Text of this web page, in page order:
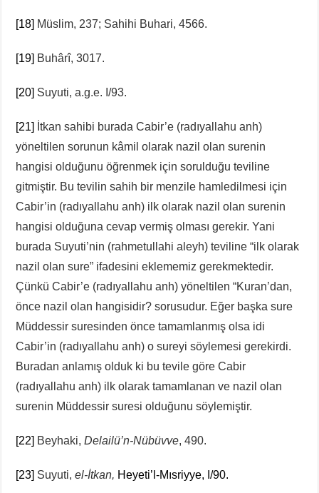
[18] Müslim, 237; Sahihi Buhari, 4566.
[19] Buhârî, 3017.
[20] Suyuti, a.g.e. I/93.
[21] İtkan sahibi burada Cabir’e (radıyallahu anh)
yöneltilen sorunun kâmil olarak nazil olan surenin
hangisi olduğunu öğrenmek için sorulduğu teviline
gitmiştir. Bu tevilin sahih bir menzile hamledilmesi için
Cabir’in (radıyallahu anh) ilk olarak nazil olan surenin
hangisi olduğuna cevap vermiş olması gerekir. Yani
burada Suyuti’nin (rahmetullahi aleyh) teviline “ilk olarak
nazil olan sure” ifadesini eklememiz gerekmektedir.
Çünkü Cabir’e (radıyallahu anh) yöneltilen “Kuran’dan,
önce nazil olan hangisidir? sorusudur. Eğer başka sure
Müddessir suresinden önce tamamlanmış olsa idi
Cabir’in (radıyallahu anh) o sureyi söylemesi gerekirdi.
Buradan anlamış olduk ki bu tevile göre Cabir
(radıyallahu anh) ilk olarak tamamlanan ve nazil olan
surenin Müddessir suresi olduğunu söylemiştir.
[22] Beyhaki,Delailü’n-Nübüvve, 490.
[23] Suyuti,el-İtkan, Heyeti’l-Mısriyye, I/90.